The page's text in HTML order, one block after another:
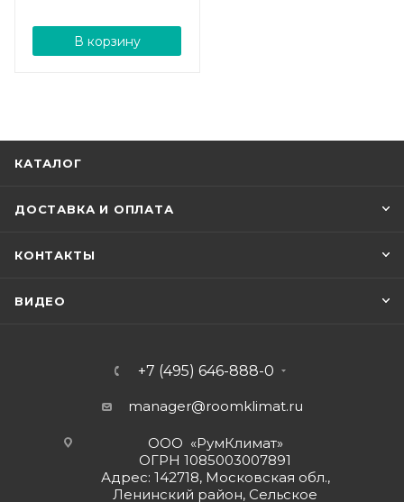
В корзину
КАТАЛОГ
ДОСТАВКА И ОПЛАТА
КОНТАКТЫ
ВИДЕО
+7 (495) 646-888-0
manager@roomklimat.ru
ООО «РумКлимат»
ОГРН 1085003007891
Адрес: 142718, Московская обл.,
Ленинский район, Сельское